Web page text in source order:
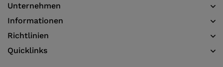
Unternehmen
Informationen​
Richtlinien
Quicklinks